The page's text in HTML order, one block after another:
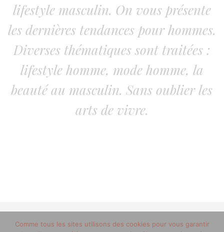
lifestyle masculin. On vous présente
les dernières tendances pour hommes.
Diverses thématiques sont traitées :
lifestyle homme, mode homme, la
beauté au masculin. Sans oublier les
arts de vivre.
© 2012-2020 copyright trucsdemec.fr - blog lifestyle
Comme tous les sites utilisons des cookies pour vous garantir